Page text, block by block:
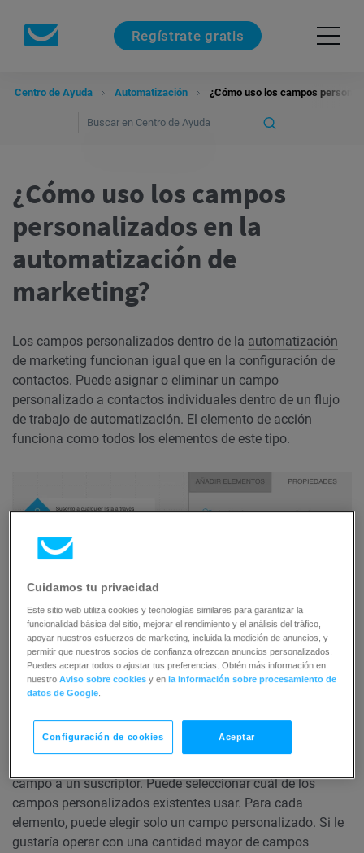
Regístrate gratis
Centro de Ayuda Automatización ¿Cómo uso los campos
¿Cómo uso los campos
personalizados en la
automatización de
marketing?
Los campos personalizados dentro de la automatización
de marketing funcionan igual que en la configuración de
contactos. Puede asignar o eliminar un campo
personalizado a contactos individuales dentro de un flujo
de trabajo de automatización. El elemento de acción
funciona como todos los elementos de este tipo.
Cuando incluye la acciónCampo personalizado
campo a un suscriptor. Puede seleccionar cuál de los
campos personalizados existentes usar. Para cada
elemento, puede elegir solo un campo personalizado. Si le
gustaría operar con una cantidad mayor de campos
Cuidamos tu privacidad
Este sitio web utiliza cookies y tecnologías similares para garantizar la
funcionalidad básica del sitio, mejorar el rendimiento y el análisis del tráfico,
apoyar nuestros esfuerzos de marketing, incluida la medición de anuncios, y
permitir que nuestros socios de confianza ofrezcan anuncios personalizados.
Puedes aceptar todos o ajustar tus preferencias. Obtén más información en
nuestroAviso sobre cookies y en la Información sobre procesamiento de
datos de Google
Configuración de cookies Aceptar